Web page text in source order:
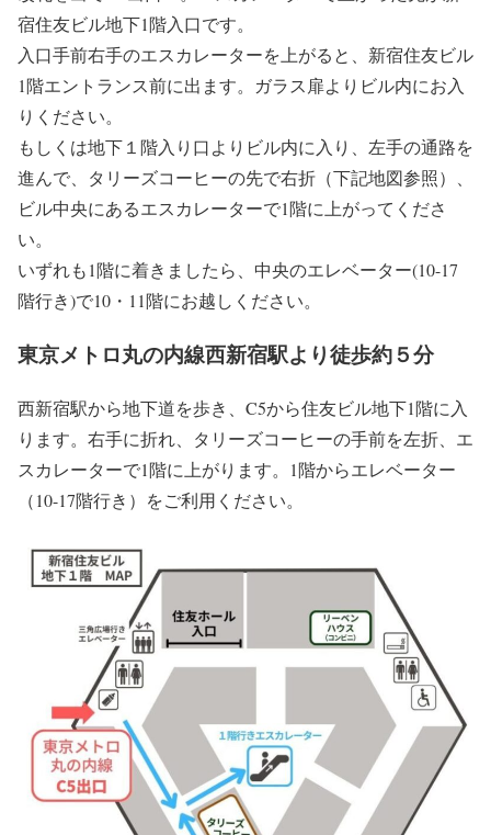
宿住友ビル地下1階入口です。
入口手前右手のエスカレーターを上がると、新宿住友ビル
1階エントランス前に出ます。ガラス扉よりビル内にお入
りください。
もしくは地下１階入り口よりビル内に入り、左手の通路を
進んで、タリーズコーヒーの先で右折（下記地図参照）、
ビル中央にあるエスカレーターで1階に上がってくださ
い。
いずれも1階に着きましたら、中央のエレベーター(10-17
階行き)で10・11階にお越しください。
東京メトロ丸の内線西新宿駅より徒歩約５分
西新宿駅から地下道を歩き、C5から住友ビル地下1階に入
ります。右手に折れ、タリーズコーヒーの手前を左折、エ
スカレーターで1階に上がります。1階からエレベーター
（10-17階行き）をご利用ください。